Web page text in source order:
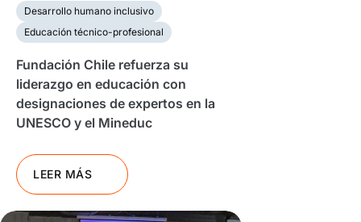
Desarrollo humano inclusivo
Educación técnico-profesional
Fundación Chile refuerza su
liderazgo en educación con
designaciones de expertos en la
UNESCO y el Mineduc
LEER MÁS